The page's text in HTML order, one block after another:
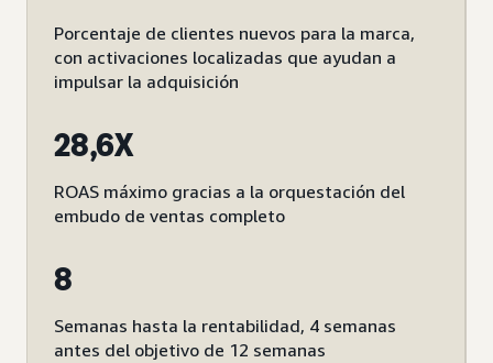
Porcentaje de clientes nuevos para la marca,
con activaciones localizadas que ayudan a
impulsar la adquisición
28,6X
ROAS máximo gracias a la orquestación del
embudo de ventas completo
8
Semanas hasta la rentabilidad, 4 semanas
antes del objetivo de 12 semanas